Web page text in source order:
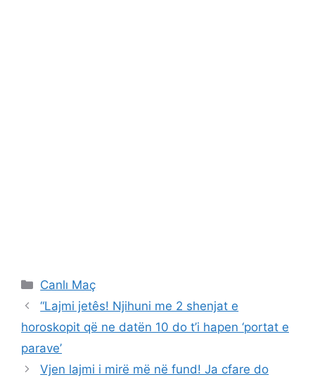
Categories
Canlı Maç
“Lajmi jetês! Njihuni me 2 shenjat e
horoskopit që ne datën 10 do t’i hapen ‘portat e
parave’
Vjen lajmi i mirë më në fund! Ja cfare do